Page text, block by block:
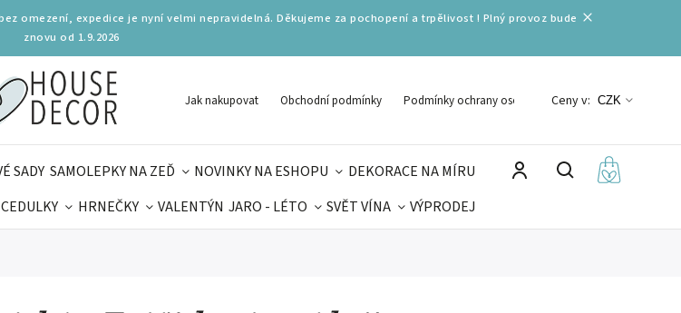
omezení, expedice je nyní velmi nepravidelná. Děkujeme za pochopení a trpělivost ! Plný provoz bude
znovu od 1.9.2026
Jak nakupovat Obchodní podmínky Podmínky ochrany osobních údajů
Ceny v: CZK
SADY SAMOLEPKY NA ZEĎ NOVINKY NA ESHOPU
DEKORACE NA MÍRU
CEDULKY HRNEČKY VALENTÝN JARO - LÉTO SVĚT VÍNA
VÝPRODEJ